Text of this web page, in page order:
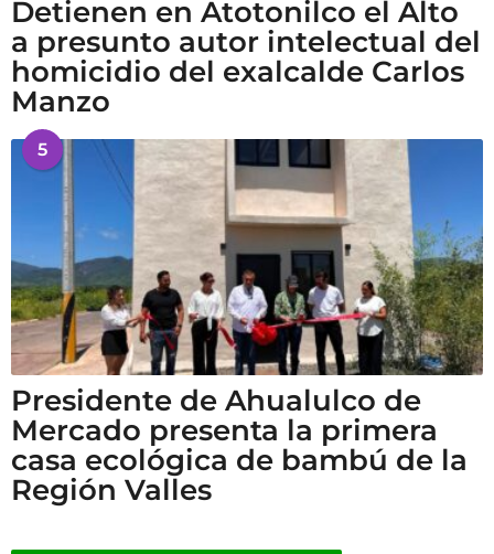
Detienen en Atotonilco el Alto
a presunto autor intelectual del
homicidio del exalcalde Carlos
Manzo
5
Presidente de Ahualulco de
Mercado presenta la primera
casa ecológica de bambú de la
Región Valles